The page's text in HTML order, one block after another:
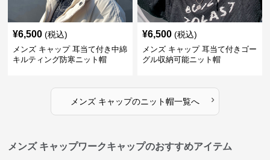
¥6,500 (税込)
メンズ キャップ 耳当て付き中綿
キルティング防寒ニット帽
¥6,500 (税込)
メンズ キャップ 耳当て付きゴー
グル収納可能ニット帽
メンズ キャップのニット帽一覧へ ›
メンズ キャップワークキャップのおすすめアイテム